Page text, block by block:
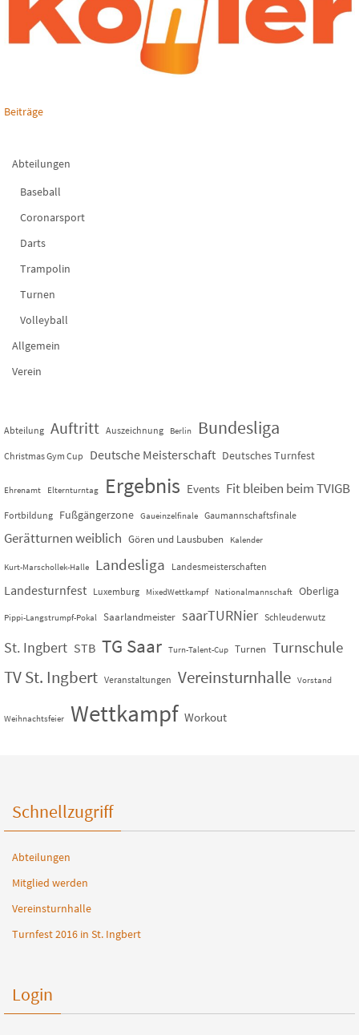
Beiträge
Abteilungen
Baseball
Coronarsport
Darts
Trampolin
Turnen
Volleyball
Allgemein
Verein
Abteilung Auftritt Auszeichnung Berlin Bundesliga
Christmas Gym Cup Deutsche Meisterschaft Deutsches Turnfest
Ehrenamt Elternturntag Ergebnis Events Fit bleiben beim TVIGB
Fortbildung Fußgängerzone Gaueinzelfinale Gaumannschaftsfinale
Gerätturnen weiblich Gören und Lausbuben Kalender
Kurt-Marschollek-Halle Landesliga Landesmeisterschaften
Landesturnfest Luxemburg MixedWettkampf Nationalmannschaft Oberliga
Pippi-Langstrumpf-Pokal Saarlandmeister saarTURNier Schleuderwutz
St. Ingbert STB TG Saar Turn-Talent-Cup Turnen Turnschule
TV St. Ingbert Veranstaltungen Vereinsturnhalle Vorstand
Weihnachtsfeier Wettkampf Workout
Schnellzugriff
Abteilungen
Mitglied werden
Vereinsturnhalle
Turnfest 2016 in St. Ingbert
Login